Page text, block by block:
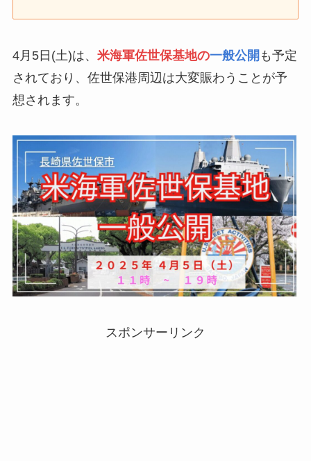
4月5日(土)は、 米海軍佐世保基地の一般公開 も予定
されており、佐世保港周辺は大変賑わうことが予
想されます。
スポンサーリンク